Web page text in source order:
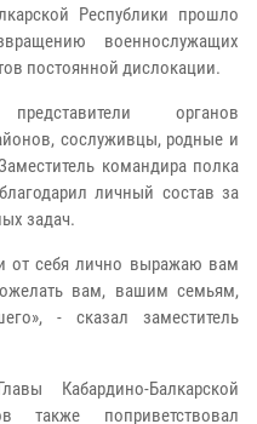
Республики прошло
военнослужащих
постоянной дислокации.
органов
сослуживцы, родные и
командира полка
личный состав за
задач.
от себя лично выражаю вам
вам, вашим семьям,
- сказал заместитель
Кабардино-Балкарской
также поприветствовал